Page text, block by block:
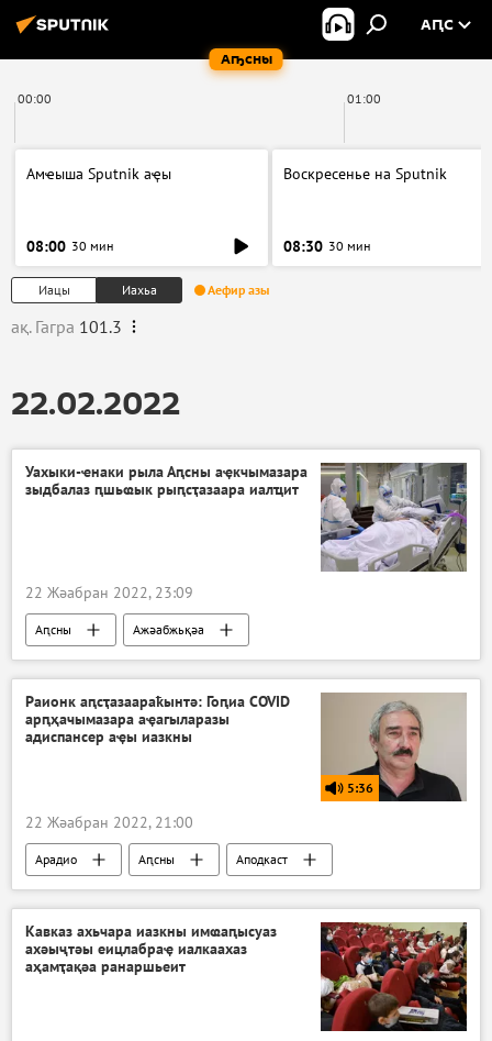
Аҧсны
АԤС
00:00 01:00
Амҽыша Sputnik аҿы
08:00 30 мин
Воскресенье на Sputnik
08:30 30 мин
Иацы Иахьа Аефир азы
ақ. Гагра 101.3
22.02.2022
Уахыки-ҽнаки рыла Аԥсны аҿкчымазара
зыдбалаз ԥшьҩык рыԥсҭазаара иалҵит
22 Жәабран 2022, 23:09
Аԥсны
Ажәабжьқәа
Аҿкчымазара, алаҵаҟаҵара: акоронавирус азы Аԥсны аҭагылазаашьа
Ауаажәларра
Раионк аԥсҭазаараҟынтә: Гоԥиа COVID
арԥҳачымазара аҿагыларазы
адиспансер аҿы иазкны
5:36
22 Жәабран 2022, 21:00
Арадио Аԥсны Аподкаст
Кавказ ахьчара иазкны имҩаԥысуаз
ахәыҷтәы еицлабраҿ иалкаахаз
аҳамҭақәа ранаршьеит